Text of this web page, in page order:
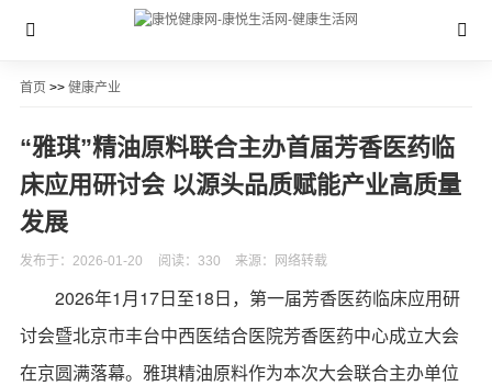
首页 >> 健康产业
“雅琪”精油原料联合主办首届芳香医药临
床应用研讨会 以源头品质赋能产业高质量
发展
发布于：2026-01-20 阅读：330 来源：网络转载
2026年1月17日至18日，第一届芳香医药临床应用研
讨会暨北京市丰台中西医结合医院芳香医药中心成立大会
在京圆满落幕。雅琪精油原料作为本次大会联合主办单位